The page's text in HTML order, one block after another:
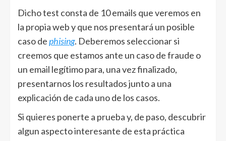
Dicho test consta de 10 emails que veremos en
la propia web y que nos presentará un posible
caso dephising. Deberemos seleccionar si
creemos que estamos ante un caso de fraude o
un email legítimo para, una vez finalizado,
presentarnos los resultados junto a una
explicación de cada uno de los casos.
Si quieres ponerte a prueba y, de paso, descubrir
algun aspecto interesante de esta práctica